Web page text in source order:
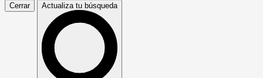
Cerrar Actualiza tu búsqueda